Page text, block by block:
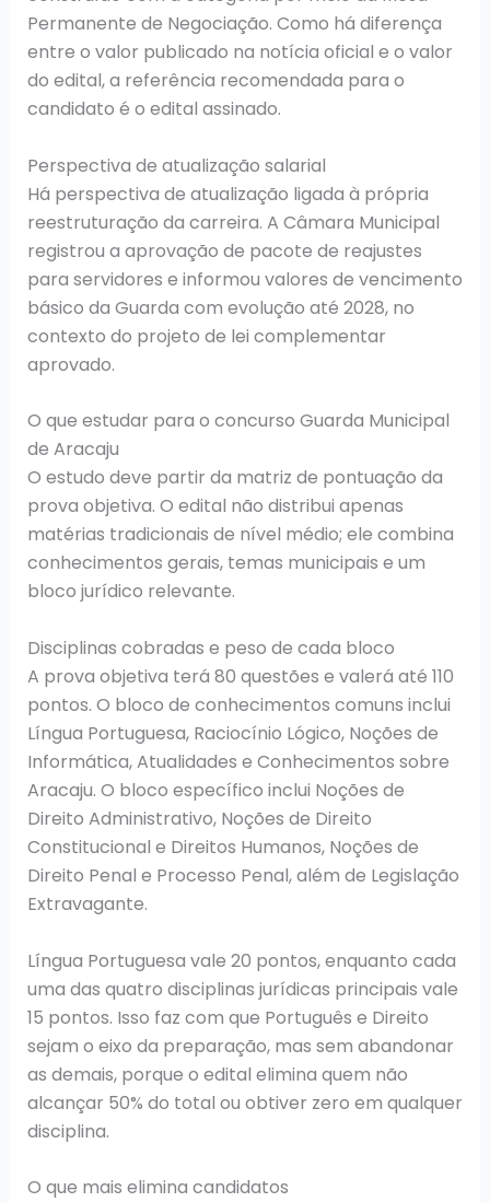
Permanente de Negociação. Como há diferença
entre o valor publicado na notícia oficial e o valor
do edital, a referência recomendada para o
candidato é o edital assinado.
Perspectiva de atualização salarial
Há perspectiva de atualização ligada à própria
reestruturação da carreira. A Câmara Municipal
registrou a aprovação de pacote de reajustes
para servidores e informou valores de vencimento
básico da Guarda com evolução até 2028, no
contexto do projeto de lei complementar
aprovado.
O que estudar para o concurso Guarda Municipal
de Aracaju
O estudo deve partir da matriz de pontuação da
prova objetiva. O edital não distribui apenas
matérias tradicionais de nível médio; ele combina
conhecimentos gerais, temas municipais e um
bloco jurídico relevante.
Disciplinas cobradas e peso de cada bloco
A prova objetiva terá 80 questões e valerá até 110
pontos. O bloco de conhecimentos comuns inclui
Língua Portuguesa, Raciocínio Lógico, Noções de
Informática, Atualidades e Conhecimentos sobre
Aracaju. O bloco específico inclui Noções de
Direito Administrativo, Noções de Direito
Constitucional e Direitos Humanos, Noções de
Direito Penal e Processo Penal, além de Legislação
Extravagante.
Língua Portuguesa vale 20 pontos, enquanto cada
uma das quatro disciplinas jurídicas principais vale
15 pontos. Isso faz com que Português e Direito
sejam o eixo da preparação, mas sem abandonar
as demais, porque o edital elimina quem não
alcançar 50% do total ou obtiver zero em qualquer
disciplina.
O que mais elimina candidatos